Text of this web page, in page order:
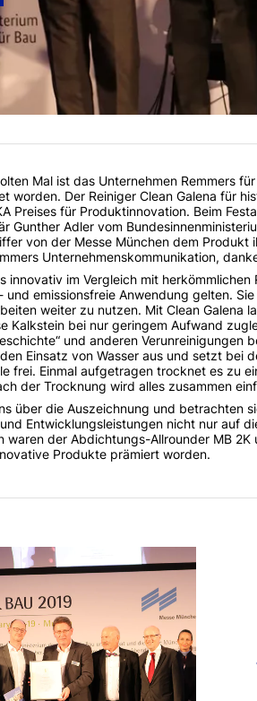
Mal ist das Unternehmen Remmers
worden. Der Reiniger Clean Galena für
Preises für Produktinnovation. Beim
Gunther Adler vom
von der Messe München dem Produkt
Unternehmenskommunikation,
innovativ im Vergleich mit
und emissionsfreie Anwendung gelten.
weiter zu nutzen. Mit Clean Galena
Kalkstein bei nur geringem Aufwand
und anderen Verunreinigungen
Einsatz von Wasser aus und setzt bei
frei. Einmal aufgetragen trocknet es zu
der Trocknung wird alles zusammen
über die Auszeichnung und betrachten
Entwicklungsleistungen nicht nur auf
waren der Abdichtungs-Allrounder MB
Produkte prämiert worden.